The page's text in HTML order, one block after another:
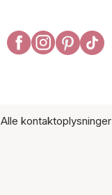
Alle kontaktoplysninger